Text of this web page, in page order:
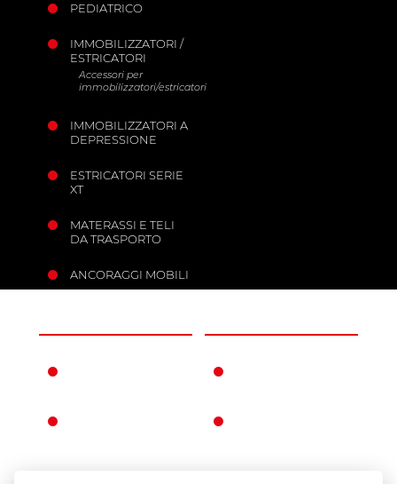
PEDIATRICO
IMMOBILIZZATORI /
ESTRICATORI
Accessori per
immobilizzatori/estricatori
IMMOBILIZZATORI A
DEPRESSIONE
ESTRICATORI SERIE
XT
MATERASSI E TELI
DA TRASPORTO
ANCORAGGI MOBILI